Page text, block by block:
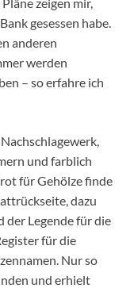
gesessen habe.
anderen
werden
– so erfahre ich
und farblich
für Gehölze finde
dazu
der Legende für die
für die
Nur so
und erhielt